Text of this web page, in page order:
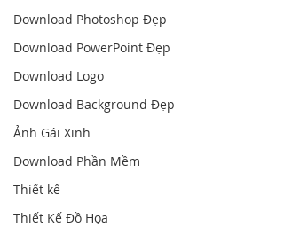
Download Photoshop Đẹp
Download PowerPoint Đẹp
Download Logo
Download Background Đẹp
Ảnh Gái Xinh
Download Phần Mềm
Thiết kế
Thiết Kế Đồ Họa